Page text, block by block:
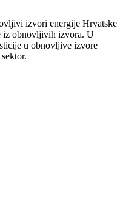
izvori energije Hrvatske
iz obnovljivih izvora. U
u obnovljive izvore